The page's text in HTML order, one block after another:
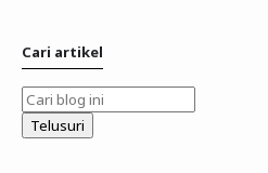
Cari artikel